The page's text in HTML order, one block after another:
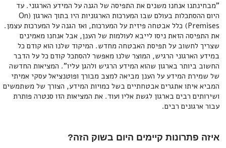
"מבחינתנו אנחנו משנים את התפיסה של הגנה על המידע הארגוני. עד
היום ההסתכלות בעולם שבו המערכות הארגוניות היו בתוך הארגון (On
Premises) כלל אבטחה פיזית על המערכות, ואז הגנה על המערכות עצמן.
את התפיסה הזאת ניסו לייבא לעולמות של הענן, אבל אנחנו מאמינים
שצריך לחשוב על תפיסת האבטחה מחדש. המיקוד שלנו הוא קודם כל
במידע הארגוני הרגיש, המוצר שלנו מאפשר להסתכל קודם כל על הדבר
החשוב ביותר בארגון שהוא המידע הרגיש ולהגן עליו". המציאות החדשה
של שמירת המידע על הענן מביאה למצב מבורך ופוטנציאל עסקי אמיתי
המביא איתו אתגרים אבטחתיים בשל כמויות המידע, הצורך של משתמשים
ושירותים רבים בארגון לגשת אליו ועוד. את המציאות הזו סנטרה פותרת
עבור ארגונים רבים.
איזה פתרונות קיימים היום בשוק הזה?